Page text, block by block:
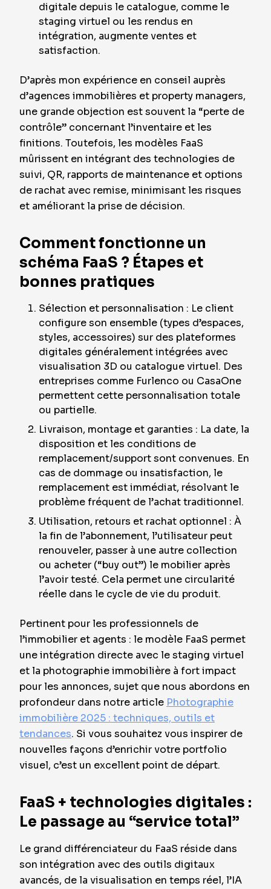
digitale depuis le catalogue, comme le
staging virtuel ou les rendus en
intégration, augmente ventes et
satisfaction.
D’après mon expérience en conseil auprès
d’agences immobilières et property managers,
une grande objection est souvent la “perte de
contrôle” concernant l’inventaire et les
finitions. Toutefois, les modèles FaaS
mûrissent en intégrant des technologies de
suivi, QR, rapports de maintenance et options
de rachat avec remise, minimisant les risques
et améliorant la prise de décision.
Comment fonctionne un
schéma FaaS ? Étapes et
bonnes pratiques
Sélection et personnalisation : Le client
configure son ensemble (types d’espaces,
styles, accessoires) sur des plateformes
digitales généralement intégrées avec
visualisation 3D ou catalogue virtuel. Des
entreprises comme Furlenco ou CasaOne
permettent cette personnalisation totale
ou partielle.
Livraison, montage et garanties : La date, la
disposition et les conditions de
remplacement/support sont convenues. En
cas de dommage ou insatisfaction, le
remplacement est immédiat, résolvant le
problème fréquent de l’achat traditionnel.
Utilisation, retours et rachat optionnel : À
la fin de l’abonnement, l’utilisateur peut
renouveler, passer à une autre collection
ou acheter (“buy out”) le mobilier après
l’avoir testé. Cela permet une circularité
réelle dans le cycle de vie du produit.
Pertinent pour les professionnels de
l’immobilier et agents : le modèle FaaS permet
une intégration directe avec le staging virtuel
et la photographie immobilière à fort impact
pour les annonces, sujet que nous abordons en
profondeur dans notre article Photographie
immobilière 2025 : techniques, outils et
tendances. Si vous souhaitez vous inspirer de
nouvelles façons d’enrichir votre portfolio
visuel, c’est un excellent point de départ.
FaaS + technologies digitales :
Le passage au “service total”
Le grand différenciateur du FaaS réside dans
son intégration avec des outils digitaux
avancés, de la visualisation en temps réel, l’IA